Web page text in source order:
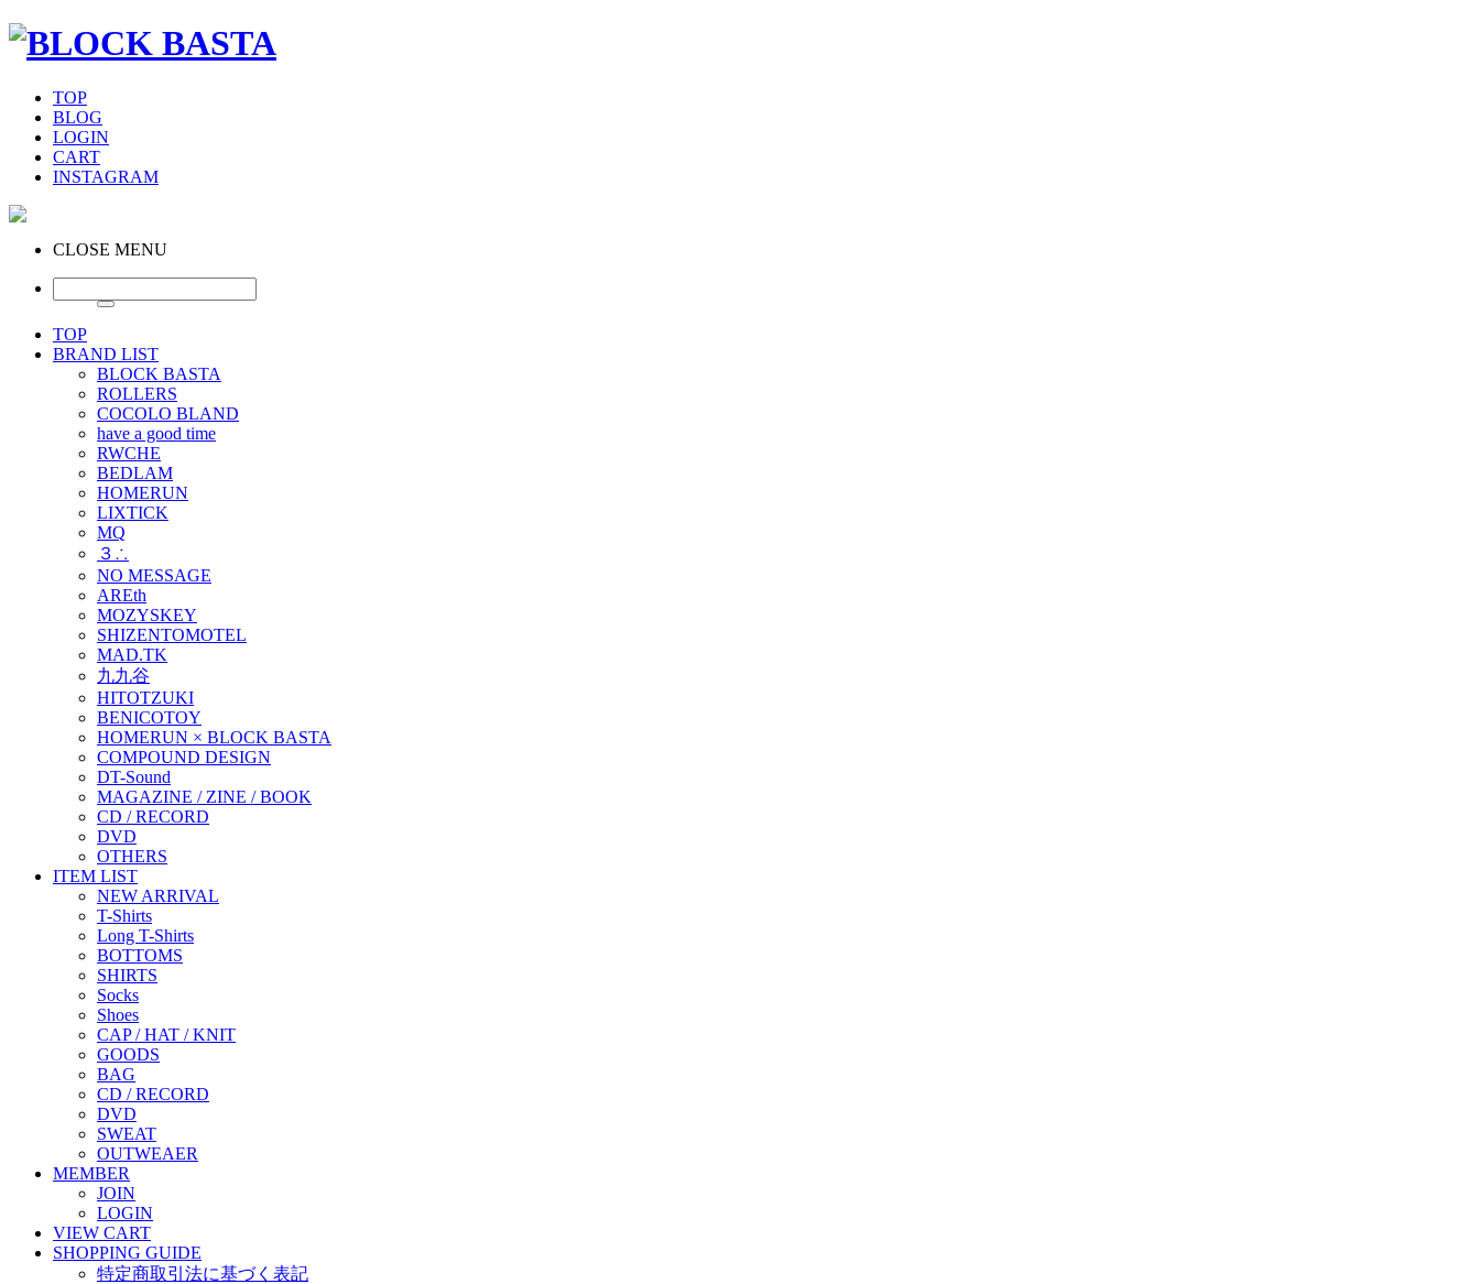
TOP
BLOG
LOGIN
CART
INSTAGRAM
CLOSE MENU
TOP
BRAND LIST
BLOCK BASTA
ROLLERS
COCOLO BLAND
have a good time
RWCHE
BEDLAM
HOMERUN
LIXTICK
MQ
３∴
NO MESSAGE
AREth
MOZYSKEY
SHIZENTOMOTEL
MAD.TK
九九谷
HITOTZUKI
BENICOTOY
HOMERUN × BLOCK BASTA
COMPOUND DESIGN
DT-Sound
MAGAZINE / ZINE / BOOK
CD / RECORD
DVD
OTHERS
ITEM LIST
NEW ARRIVAL
T-Shirts
Long T-Shirts
BOTTOMS
SHIRTS
Socks
Shoes
CAP / HAT / KNIT
GOODS
BAG
CD / RECORD
DVD
SWEAT
OUTWEAER
MEMBER
JOIN
LOGIN
VIEW CART
SHOPPING GUIDE
特定商取引法に基づく表記